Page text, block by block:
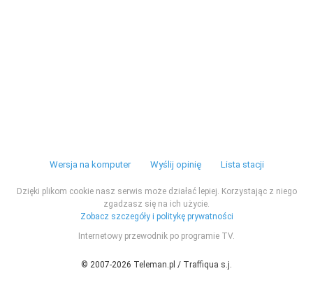
Wersja na komputer Wyślij opinię Lista stacji
Dzięki plikom cookie nasz serwis może działać lepiej. Korzystając z niego
zgadzasz się na ich użycie.
Zobacz szczegóły i politykę prywatności
Internetowy przewodnik po programie TV.
© 2007-2026 Teleman.pl / Traffiqua s.j.